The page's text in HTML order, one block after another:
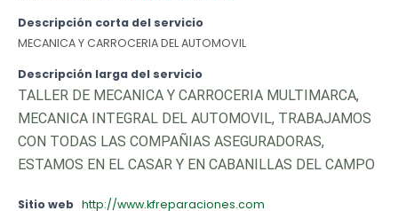
Descripción corta del servicio
MECANICA Y CARROCERIA DEL AUTOMOVIL
Descripción larga del servicio
TALLER DE MECANICA Y CARROCERIA MULTIMARCA,
MECANICA INTEGRAL DEL AUTOMOVIL, TRABAJAMOS
CON TODAS LAS COMPAÑIAS ASEGURADORAS,
ESTAMOS EN EL CASAR Y EN CABANILLAS DEL CAMPO
Sitio web http://www.kfreparaciones.com